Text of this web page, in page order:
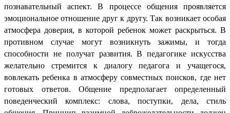
познавательный аспект. В процессе общения проявляется
эмоциональное отношение друг к другу. Так возникает особая
атмосфера доверия, в которой ребенок может раскрыться. В
противном случае могут возникнуть зажимы, и тогда
способности не получат развития. В педагогике искусства
желательно стремится к диалогу педагога и учащегося,
вовлекать ребенка в атмосферу совместных поисков, где нет
готовых ответов. Общение предполагает определенный
поведенческий комплекс: слова, поступки, дела, стиль